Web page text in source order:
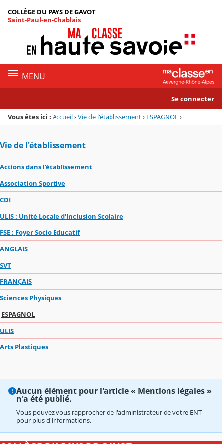
Menu de la rubrique
Contenu
COLLÈGE DU PAYS DE GAVOT
Saint-Paul-en-Chablais
MENU
Se connecter
Vous êtes ici : Accueil›Vie de l'établissement› ESPAGNOL ›
Vie de l'établissement
Actions dans l'établissement
Association Sportive
CDI
ULIS : Unité Locale d'Inclusion Scolaire
FSE : Foyer Socio Educatif
ANGLAIS
SVT
FRANÇAIS
Sciences Physiques
ESPAGNOL
ULIS
Arts Plastiques
Aucun élément pour l'article « Mentions légales »
n'a été publié.
Vous pouvez vous rapprocher de l'administrateur de votre ENT
pour plus d'informations.